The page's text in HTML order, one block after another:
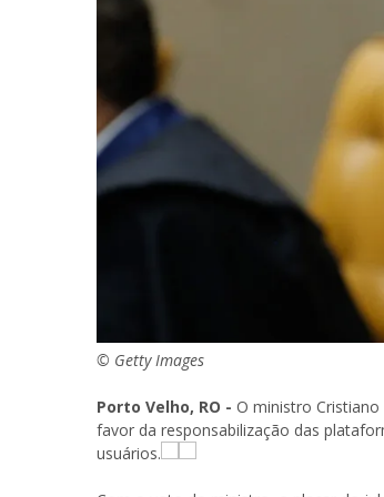
© Getty Images
Porto Velho, RO - O ministro
favor da responsabilização das
usuários.